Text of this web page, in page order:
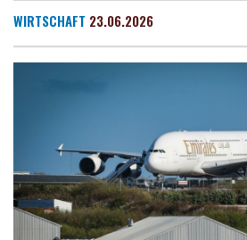
Dresden
30 °C
Salzburg
22 °C
Baden-Baden
23 °C
Höhere Trassenpreise: Länder drohen
RWE gibt Offshore-
Mindestens 38 Soldaten bei Angriffen
Niedrigwasser: Bilger für Aussetzung
Feiertagsfahrverbot für Lkw
Millionendeal perfekt: Diomande
WIRTSCHAFT 23.06.2026